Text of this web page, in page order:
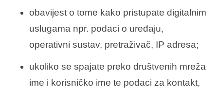
obavijest o tome kako pristupate digitalnim
uslugama npr. podaci o uređaju,
operativni sustav, pretraživač, IP adresa;
ukoliko se spajate preko društvenih mreža
ime i korisničko ime te podaci za kontakt,